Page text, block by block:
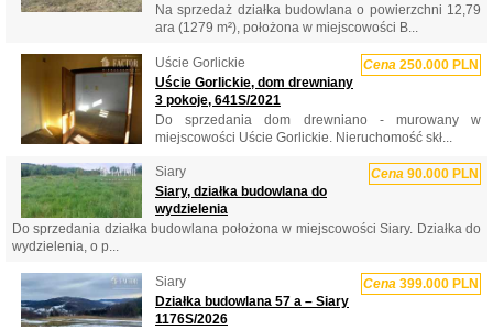
Na sprzedaż działka budowlana o powierzchni 12,79
ara (1279 m²), położona w miejscowości B...
Uście Gorlickie Cena 250.000 PLN
Uście Gorlickie, dom drewniany
3 pokoje, 641S/2021
Do sprzedania dom drewniano - murowany w
miejscowości Uście Gorlickie. Nieruchomość skł...
Siary Cena 90.000 PLN
Siary, działka budowlana do
wydzielenia
Do sprzedania działka budowlana położona w miejscowości Siary. Działka do
wydzielenia, o p...
Siary Cena 399.000 PLN
Działka budowlana 57 a – Siary
1176S/2026